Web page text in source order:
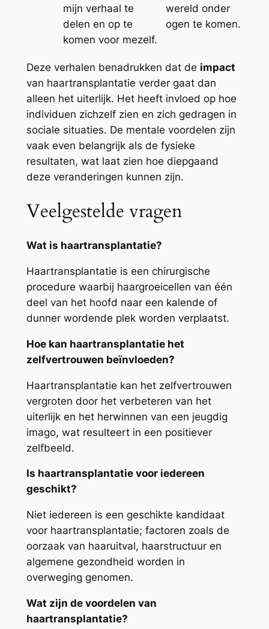
mijn verhaal te
delen en op te
komen voor mezelf.
wereld onder
ogen te komen.
Deze verhalen benadrukken dat de impact
van haartransplantatie verder gaat dan
alleen het uiterlijk. Het heeft invloed op hoe
individuen zichzelf zien en zich gedragen in
sociale situaties. De mentale voordelen zijn
vaak even belangrijk als de fysieke
resultaten, wat laat zien hoe diepgaand
deze veranderingen kunnen zijn.
Veelgestelde vragen
Wat is haartransplantatie?
Haartransplantatie is een chirurgische
procedure waarbij haargroeicellen van één
deel van het hoofd naar een kalende of
dunner wordende plek worden verplaatst.
Hoe kan haartransplantatie het
zelfvertrouwen beïnvloeden?
Haartransplantatie kan het zelfvertrouwen
vergroten door het verbeteren van het
uiterlijk en het herwinnen van een jeugdig
imago, wat resulteert in een positiever
zelfbeeld.
Is haartransplantatie voor iedereen
geschikt?
Niet iedereen is een geschikte kandidaat
voor haartransplantatie; factoren zoals de
oorzaak van haaruitval, haarstructuur en
algemene gezondheid worden in
overweging genomen.
Wat zijn de voordelen van
haartransplantatie?